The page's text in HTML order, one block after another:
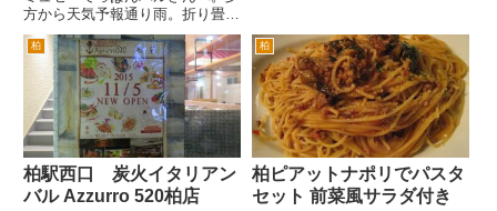
方から天気予報通り雨。折り畳み
傘を持っていたのですが、予想よ
りも本降り。 金曜のアミュゼさ
んは混むけど、雨ならば入れるか
なとおもいつつ行ってみました。
予想に反して、意外と混んでま
し...
軒連なっている隣にあります。
夜はワインが飲めるイタリア居
酒屋みたいな雰囲気みたいです
が、...
柏
柏駅西口 炭火イタリアン
バル Azzurro 520柏店
柏
柏ピアットナポリでパスタ
セット 前菜風サラダ付き